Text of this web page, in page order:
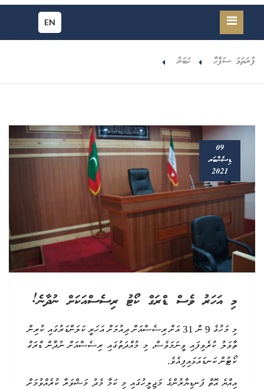
EN
ފުރަތަމަ ސަފްހާ ޚަބަރު
09
ޑިސެންބަރ
2021
މި އަހަރު ވެސް ޑްރަގް ކޯޓު ރިސެސްއަކަށް ނުދާނެ!
މި މަހުގެ 9 ން 31 އަށް ރިސެސްއަށް ދިއުމަށް އަހަރީ ކަލަންޑަރުގައި ކުރިން
ތާވަލު ކުރެވިފައި ވީނަމަވެސް، މި މުއްދަތުގައި ރިސެސްއަށް ނުދާން ޑްރަގް
ކޯޓުން ކަނޑައަޅައިފިއެވެ.
އިއްޔެ އޮތް ފަނޑިޔާރުންގެ މަޖިލީހުގައި މި ކަމާ މެދު މަޝްވަރާ ކުރެއްވުމަށް